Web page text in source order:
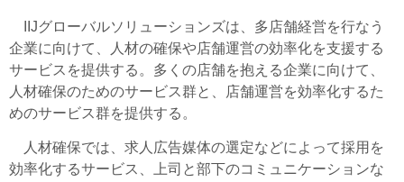
IIJグローバルソリューションズは、多店舗経営を行なう
企業に向けて、人材の確保や店舗運営の効率化を支援する
サービスを提供する。多くの店舗を抱える企業に向けて、
人材確保のためのサービス群と、店舗運営を効率化するた
めのサービス群を提供する。
人材確保では、求人広告媒体の選定などによって採用を
効率化するサービス、上司と部下のコミュニケーションな